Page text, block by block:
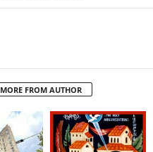
MORE FROM AUTHOR